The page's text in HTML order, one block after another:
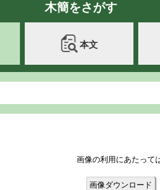
木簡をさがす
本文
画像の利用にあたって
画像ダウンロード